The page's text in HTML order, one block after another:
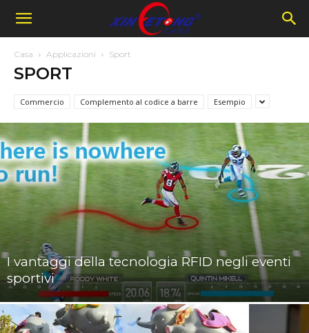
Casa Applicazioni Sport
SPORT
Commercio Complemento al codice a barre Esempio
I vantaggi della tecnologia RFID negli eventi
sportivi